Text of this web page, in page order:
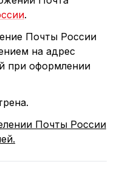
.
Почты России
на адрес
при оформлении
Почты России